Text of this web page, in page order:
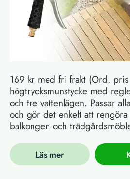
169 kr med fri frakt (Ord.
högtrycksmunstycke med
och tre vattenlägen. Passar
och gör det enkelt att rengöra
balkongen och
Läs mer